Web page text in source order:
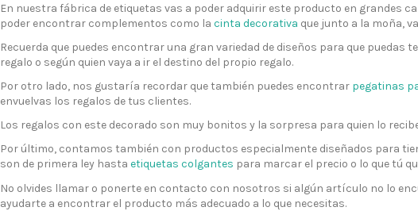
En nuestra fábrica de etiquetas vas a poder adquirir este producto en grandes
poder encontrar complementos como la cinta decorativa que junto a la moña,
Recuerda que puedes encontrar una gran variedad de diseños para que puedas
regalo o según quien vaya a ir el destino del propio regalo.
Por otro lado, nos gustaría recordar que también puedes encontrar pegatinas
envuelvas los regalos de tus clientes.
Los regalos con este decorado son muy bonitos y la sorpresa para quien lo
Por último, contamos también con productos especialmente diseñados para
son de primera ley hasta etiquetas colgantes para marcar el precio o lo que tú
No olvides llamar o ponerte en contacto con nosotros si algún artículo no lo
ayudarte a encontrar el producto más adecuado a lo que necesitas.